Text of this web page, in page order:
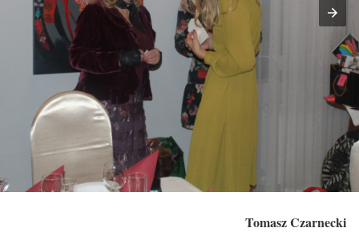
Tomasz Czarnecki